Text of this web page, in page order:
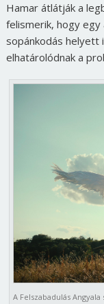
Hamar átlátják a
felismerik, hogy
sopánkodás helyett
elhatárolódnak a
A Felszabadulás